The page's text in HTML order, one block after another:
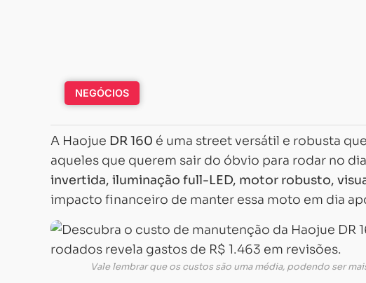
NEGÓCIOS
A Haojue DR 160 é uma street versátil e robusta
aqueles que querem sair do óbvio para rodar no
invertida, iluminação full-LED, motor robusto,
impacto financeiro de manter essa moto em dia
Vale lembrar que os custos são uma média, podendo ser